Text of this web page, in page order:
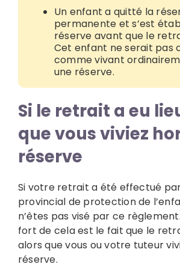
Un enfant a quitté la
permanente et s’est
réserve avant que le
Cet enfant ne serait pas
comme vivant
une réserve.
Si le retrait a eu
que vous viviez
réserve
Si votre retrait a été effectué
provincial de protection de
n’êtes pas visé par ce
fort de cela est le fait que le
alors que vous ou votre tuteur
réserve.